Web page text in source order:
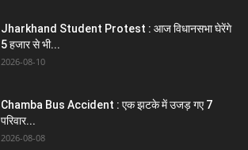
Jharkhand Student Protest : आज विधानसभा घेरेंगे
5 हजार से भी...
2026-08-10
Chamba Bus Accident : एक झटके में उजड़ गए 7
परिवार...
2026-08-08